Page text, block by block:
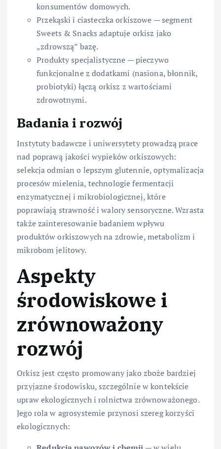
konsumentów domowych.
Przekąski i ciasteczka orkiszowe — segment
Sweets & Snacks adaptuje orkisz jako
„zdrowszą” bazę.
Produkty specjalistyczne — pieczywo
funkcjonalne z dodatkami (nasiona, błonnik,
probiotyki) łączą orkisz z wartościami
zdrowotnymi.
Badania i rozwój
Instytuty badawcze i uniwersytety prowadzą prace
nad poprawą jakości wypieków orkiszowych:
selekcja odmian o lepszym glutennie, optymalizacja
procesów mielenia, technologie fermentacji
enzymatycznej i mikrobiologicznej, które
poprawiają strawność i walory sensoryczne. Wzrasta
także zainteresowanie badaniem wpływu
produktów orkiszowych na zdrowie, metabolizm i
mikrobom jelitowy.
Aspekty
środowiskowe i
zrównoważony
rozwój
Orkisz jest często promowany jako zboże bardziej
przyjazne środowisku, szczególnie w kontekście
upraw ekologicznych i rolnictwa zrównoważonego.
Jego rola w agrosystemie przynosi szereg korzyści
ekologicznych: